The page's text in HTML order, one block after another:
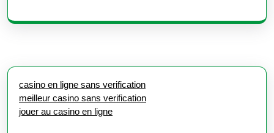
casino en ligne sans verification
meilleur casino sans verification
jouer au casino en ligne